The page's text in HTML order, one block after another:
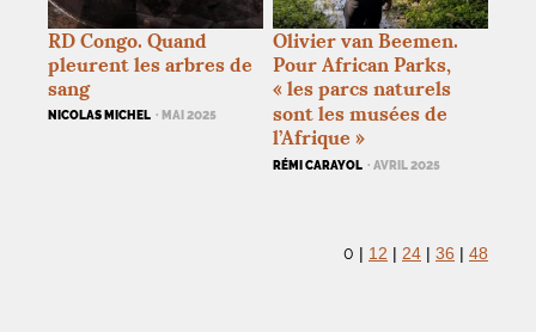
RD Congo. Quand
pleurent les arbres de
sang
NICOLAS MICHEL · MAI 2025
Olivier van Beemen.
Pour African Parks,
« les parcs naturels
sont les musées de
l’Afrique »
RÉMI CARAYOL · AVRIL 2025
0 | 12 | 24 | 36 | 48